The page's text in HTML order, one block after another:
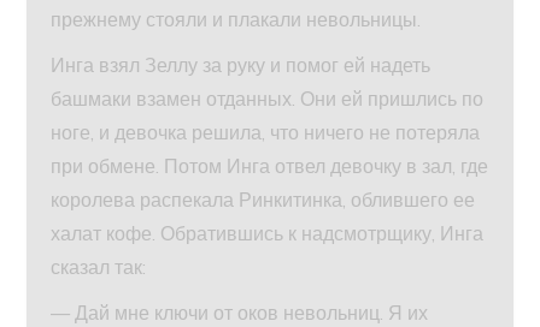
прежнему стояли и плакали невольницы.
Инга взял Зеллу за руку и помог ей надеть
башмаки взамен отданных. Они ей пришлись по
ноге, и девочка решила, что ничего не потеряла
при обмене. Потом Инга отвел девочку в зал, где
королева распекала Ринкитинка, облившего ее
халат кофе. Обратившись к надсмотрщику, Инга
сказал так:
— Дай мне ключи от оков невольниц. Я их